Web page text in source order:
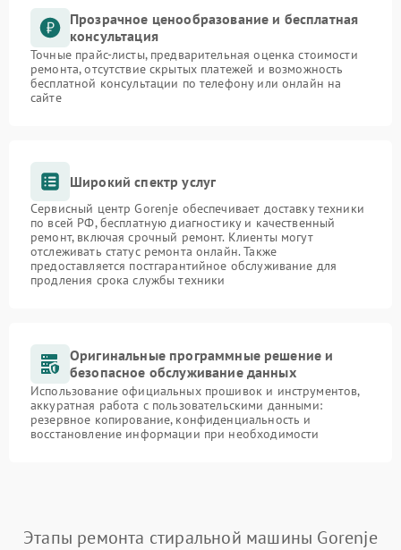
Прозрачное ценообразование и бесплатная
консультация
Точные прайс-листы, предварительная оценка стоимости
ремонта, отсутствие скрытых платежей и возможность
бесплатной консультации по телефону или онлайн на
сайте
Широкий спектр услуг
Сервисный центр Gorenje обеспечивает доставку техники
по всей РФ, бесплатную диагностику и качественный
ремонт, включая срочный ремонт. Клиенты могут
отслеживать статус ремонта онлайн. Также
предоставляется постгарантийное обслуживание для
продления срока службы техники
Оригинальные программные решение и
безопасное обслуживание данных
Использование официальных прошивок и инструментов,
аккуратная работа с пользовательскими данными:
резервное копирование, конфиденциальность и
восстановление информации при необходимости
Этапы ремонта стиральной машины Gorenje